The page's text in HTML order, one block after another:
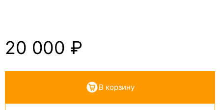
20 000 ₽
В корзину